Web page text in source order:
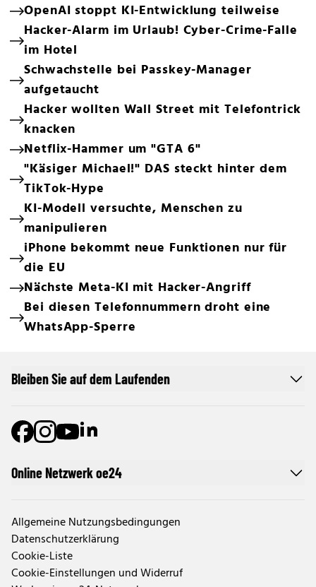
OpenAI stoppt KI-Entwicklung teilweise
Hacker-Alarm im Urlaub! Cyber-Crime-Falle
im Hotel
Schwachstelle bei Passkey-Manager
aufgetaucht
Hacker wollten Wall Street mit Telefontrick
knacken
Netflix-Hammer um "GTA 6"
"Käsiger Michael!" DAS steckt hinter dem
TikTok-Hype
KI-Modell versuchte, Menschen zu
manipulieren
iPhone bekommt neue Funktionen nur für
die EU
Nächste Meta-KI mit Hacker-Angriff
Bei diesen Telefonnummern droht eine
WhatsApp-Sperre
Online Netzwerk oe24
Allgemeine Nutzungsbedingungen
Datenschutzerklärung
Cookie-Liste
Cookie-Einstellungen und Widerruf
Bleiben Sie auf dem Laufenden